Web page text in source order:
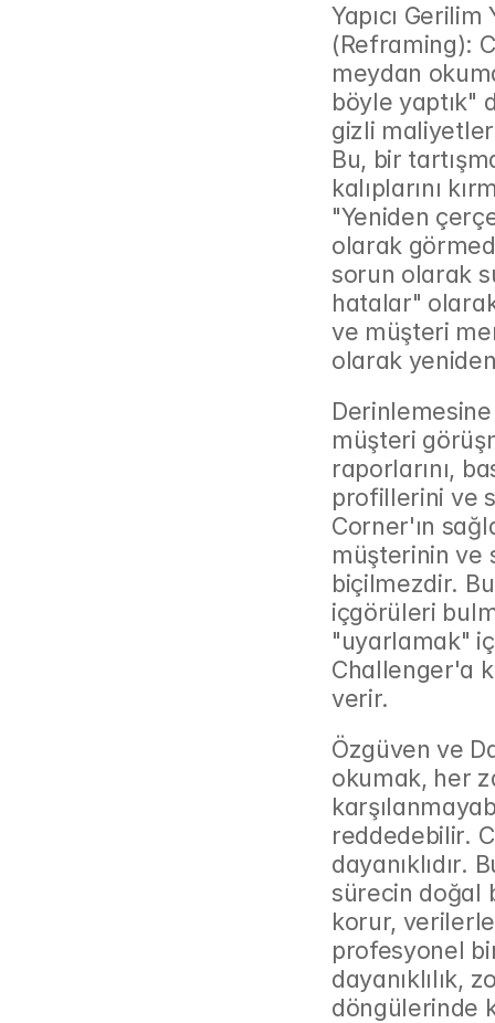
Yapıcı
(Reframing):
meydan
böyle yaptık"
gizli
Bu, bir
kalıplarını
"Yeniden
olarak
sorun olarak
hatalar"
ve müşteri
olarak
müşteri
raporlarını,
profillerini ve
Corner'ın
müşterinin ve
biçilmezdir.
içgörüleri
"uyarlamak"
Challenger'a
verir.
Özgüven ve
okumak, her
reddedebilir.
dayanıklıdır.
sürecin doğal
korur,
profesyonel
dayanıklılık,
döngülerinde